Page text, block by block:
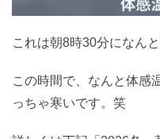
これは朝8時30分になん
この時間で、なんと体感
っちゃ寒いです。笑